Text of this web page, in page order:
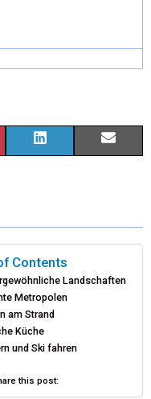
K
E
D
I
N
I
Contents
Landschaften
Metropolen
am Strand
Küche
und Ski fahren
this post: